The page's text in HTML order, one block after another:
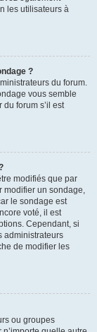
les utilisateurs à
?
du forum.
vous semble
forum s’il est
modifiés que par
modifier un sondage,
le sondage est
voté, il est
Cependant, si
administrateurs
de modifier les
ou groupes